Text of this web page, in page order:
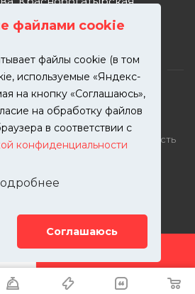
файлами cookie
файлы cookie (в том
используемые «Яндекс-
на кнопку «Соглашаюсь»,
на обработку файлов
в соответствии с
конфиденциальности
Соглашаюсь
ДОБАВИТЬ УСЛУГУ
| Кузовной ремонт и покраска
на сайте – собственность
Все права защищены.
8(499)-302-00-57